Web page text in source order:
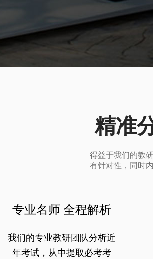
精准
得益于我们的教
有针对性，同时
专业名师 全程解析
我们的专业教研团队分析近
年考试，从中提取必考考